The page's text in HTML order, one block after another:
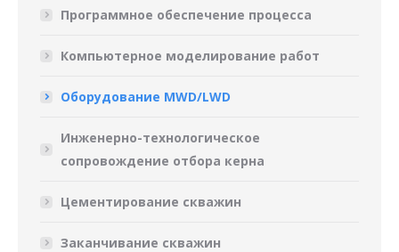
Программное обеспечение процесса
Компьютерное моделирование работ
Оборудование MWD/LWD
Инженерно-технологическое
сопровождение отбора керна
Цементирование скважин
Заканчивание скважин